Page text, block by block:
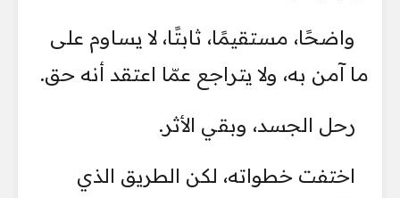
واضحًا، مستقيمًا، ثابتًا، لا يساوم على
ما آمن به، ولا يتراجع عمّا اعتقد أنه حق.
رحل الجسد، وبقي الأثر.
اختفت خطواته، لكن الطريق الذي